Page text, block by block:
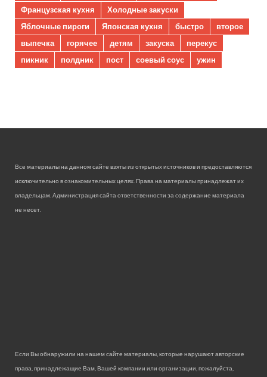
Французская кухня
Холодные закуски
Яблочные пироги
Японская кухня быстро
второе
выпечка
горячее детям закуска
перекус
пикник
полдник пост соевый соус ужин
Все материалы на данном сайте взяты из открытых источников и предоставляются
исключительно в ознакомительных целях. Права на материалы принадлежат их
владельцам. Администрация сайта ответственности за содержание материала
не несет.
Если Вы обнаружили на нашем сайте материалы, которые нарушают авторские
права, принадлежащие Вам, Вашей компании или организации, пожалуйста,